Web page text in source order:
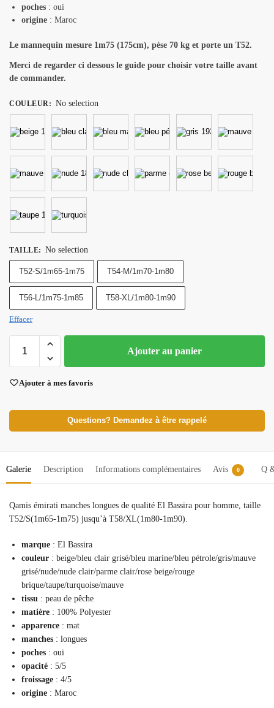
poches : oui
origine : Maroc
Le mannequin mesure 1m75 (175cm), pèse 70 kg et porte un T52.
Merci de regarder ci dessous le guide pour choisir votre taille avant
de commander.
COULEUR : No selection
TAILLE: No selection
T52-S/1m65-1m75 T54-M/1m70-1m80
T56-L/1m75-1m85 T58-XL/1m80-1m90
Effacer
Ajouter au panier
Ajouter à mes favoris
Questions? Demandez à être rappelé
Galerie Description Informations complémentaires Avis 0 Q
Qamis émirati manches longues de qualité El Bassira pour homme, taille
T52/S(1m65-1m75) jusqu’à T58/XL(1m80-1m90).
marque : El Bassira
couleur : beige/bleu clair grisé/bleu marine/bleu pétrole/gris/mauve
grisé/nude/nude clair/parme clair/rose beige/rouge
brique/taupe/turquoise/mauve
tissu : peau de pêche
matière : 100% Polyester
apparence : mat
manches : longues
poches : oui
opacité : 5/5
froissage : 4/5
origine : Maroc